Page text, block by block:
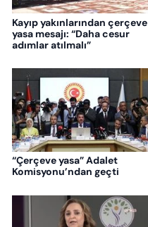
Kayıp yakınlarından çerçeve
yasa mesajı: “Daha cesur
adımlar atılmalı”
“Çerçeve yasa” Adalet
Komisyonu’ndan geçti